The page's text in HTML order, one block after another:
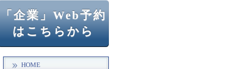
「企業」Web予約
はこちらから
HOME